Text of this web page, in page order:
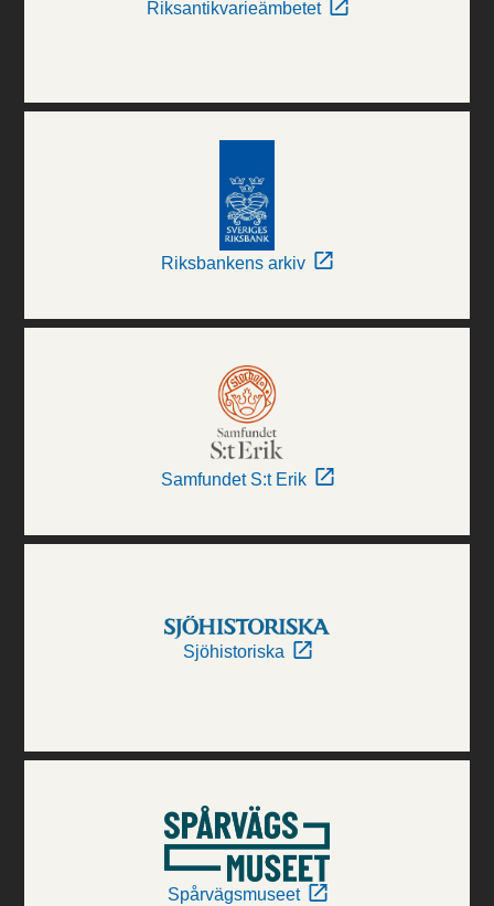
Riksantikvarieämbetet
Riksbankens arkiv
Samfundet S:t Erik
Sjöhistoriska
Spårvägsmuseet